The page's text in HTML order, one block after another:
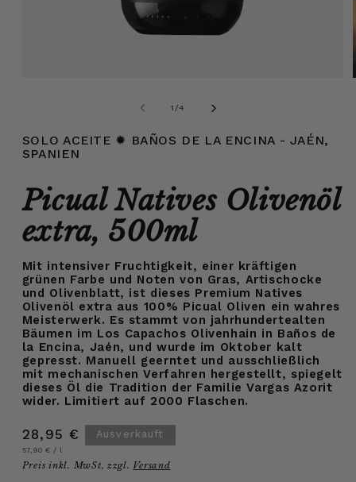
1 /von
4
SOLO ACEITE ✹ BAÑOS DE LA ENCINA - JAÉN,
SPANIEN
Picual Natives Olivenöl
extra, 500ml
Mit intensiver Fruchtigkeit, einer kräftigen
grünen Farbe und Noten von Gras, Artischocke
und Olivenblatt, ist dieses Premium Natives
Olivenöl extra aus 100% Picual Oliven ein wahres
Meisterwerk. Es stammt von jahrhundertealten
Bäumen im Los Capachos Olivenhain in Baños de
la Encina, Jaén, und wurde im Oktober kalt
gepresst. Manuell geerntet und ausschließlich
mit mechanischen Verfahren hergestellt, spiegelt
dieses Öl die Tradition der Familie Vargas Azorit
wider. Limitiert auf 2000 Flaschen.
Normaler
Preis
28,95 €
Grundpreis
57,90 € / pro
l
Ausverkauft
Preis inkl. MwSt, zzgl. Versand